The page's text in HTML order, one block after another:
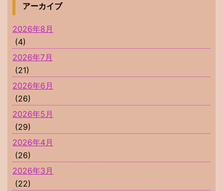
アーカイブ
2026年8月
(4)
2026年7月
(21)
2026年6月
(26)
2026年5月
(29)
2026年4月
(26)
2026年3月
(22)